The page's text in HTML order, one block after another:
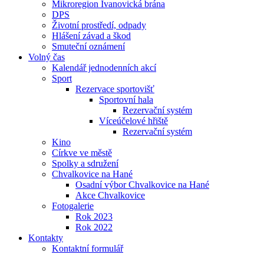
Mikroregion Ivanovická brána
DPS
Životní prostředí, odpady
Hlášení závad a škod
Smuteční oznámení
Volný čas
Kalendář jednodenních akcí
Sport
Rezervace sportovišť
Sportovní hala
Rezervační systém
Víceúčelové hřiště
Rezervační systém
Kino
Církve ve městě
Spolky a sdružení
Chvalkovice na Hané
Osadní výbor Chvalkovice na Hané
Akce Chvalkovice
Fotogalerie
Rok 2023
Rok 2022
Kontakty
Kontaktní formulář